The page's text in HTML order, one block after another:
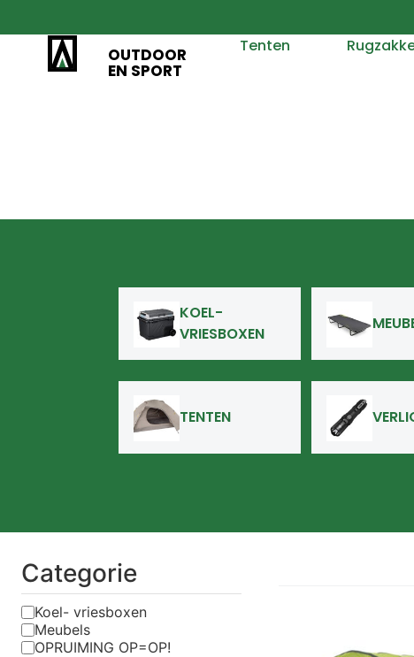
OUTDOOR
EN SPORT
Tenten
KOEL-
VRIESBOXEN
TENTEN
Categorie
Koel- vriesboxen
Meubels
OPRUIMING OP=OP!